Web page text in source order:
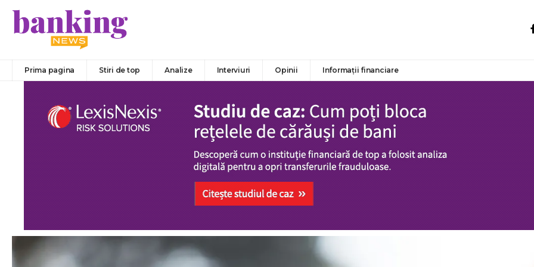
Prima pagina Stiri de top Analize Interviuri Opinii Informații financiare